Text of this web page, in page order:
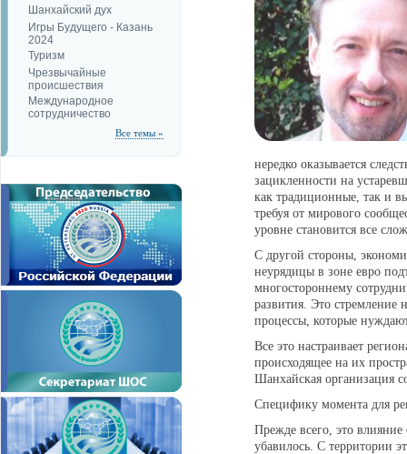
Шанхайский дух
Игры Будущего - Казань
2024
Туризм
Чрезвычайные
происшествия
Международное
сотрудничество
Все темы »
нередко оказывается
зацикленности на
как традиционные, так и
требуя от мирового
уровне становится все
С другой стороны,
неурядицы в зоне евро
многостороннему
развития. Это стремление
процессы, которые
Все это настраивает
происходящее на их
Шанхайская организация
Специфику момента для
Прежде всего, это
убавилось. С территории